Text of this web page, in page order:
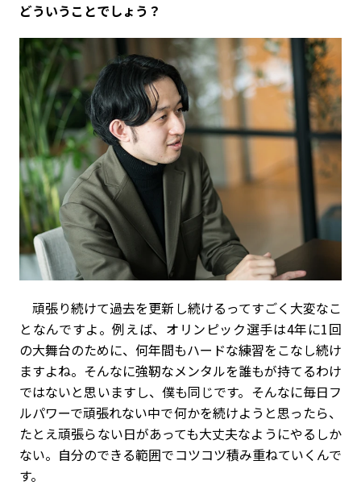
――どういうことでしょう？
頑張り続けて過去を更新し続けるってすごく大変なこ
となんですよ。例えば、オリンピック選手は4年に1回
の大舞台のために、何年間もハードな練習をこなし続け
ますよね。そんなに強靭なメンタルを誰もが持てるわけ
ではないと思いますし、僕も同じです。そんなに毎日フ
ルパワーで頑張れない中で何かを続けようと思ったら、
たとえ頑張らない日があっても大丈夫なようにやるしか
ない。自分のできる範囲でコツコツ積み重ねていくんで
す。